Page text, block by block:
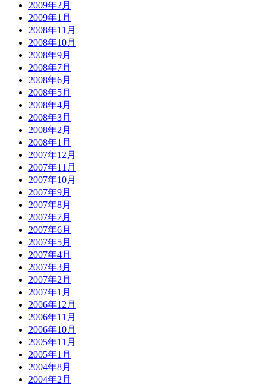
2009年2月
2009年1月
2008年11月
2008年10月
2008年9月
2008年7月
2008年6月
2008年5月
2008年4月
2008年3月
2008年2月
2008年1月
2007年12月
2007年11月
2007年10月
2007年9月
2007年8月
2007年7月
2007年6月
2007年5月
2007年4月
2007年3月
2007年2月
2007年1月
2006年12月
2006年11月
2006年10月
2005年11月
2005年1月
2004年8月
2004年2月